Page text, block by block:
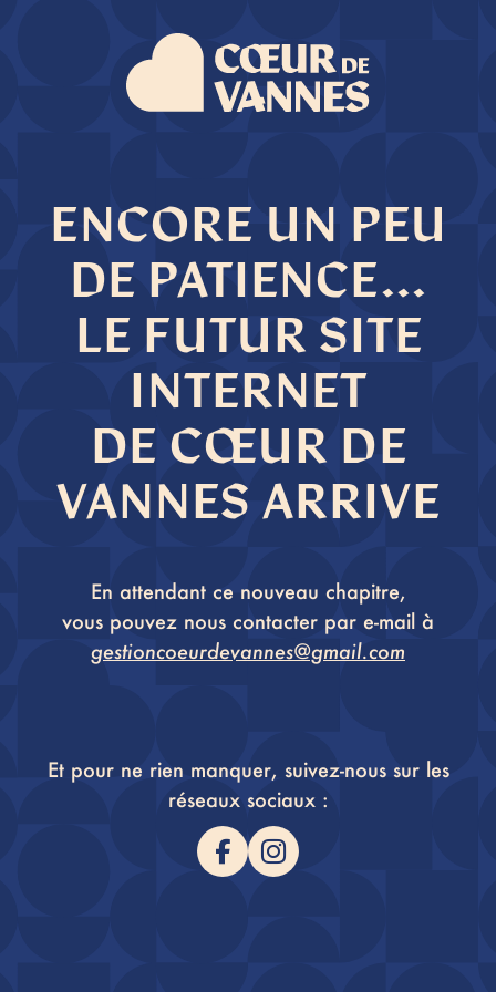
ENCORE UN PEU
DE PATIENCE...
LE FUTUR SITE
INTERNET
DE CŒUR DE
VANNES ARRIVE
En attendant ce nouveau chapitre,
vous pouvez nous contacter par e-mail à
gestioncoeurdevannes@gmail.com
Et pour ne rien manquer, suivez-nous sur les
réseaux sociaux :